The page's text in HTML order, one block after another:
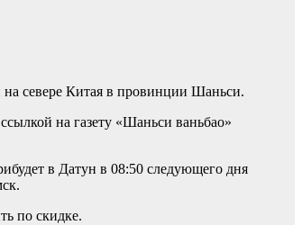
севере Китая в провинции Шаньси.
на газету «Шаньси ваньбао»
в Датун в 08:50 следующего дня
по скидке.